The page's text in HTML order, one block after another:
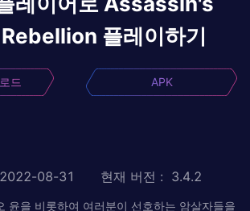
플레이하기
드 APK
2022-08-31 현재 버전 : 3.4.2
윤을 비롯하여 여러분이 선호하는 암살자들을